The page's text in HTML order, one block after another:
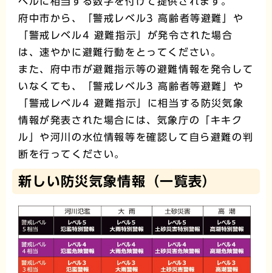
府中市から、「警戒レベル3 高齢者等避難」や
「警戒レベル4 避難指示」が発令された場合
は、速やかに避難行動をとってください。
また、府中市が避難指示等の避難情報を発令して
いなくても、「警戒レベル3 高齢者等避難」や
「警戒レベル4 避難指示」に相当する防災気象
情報が発表された場合には、気象庁の「キキク
ル」や河川の水位情報等を確認して自ら避難の判
断を行ってください。
新しい防災気象情報（一覧表）